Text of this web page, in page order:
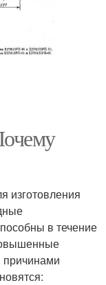
изготовления
в течение
причинами